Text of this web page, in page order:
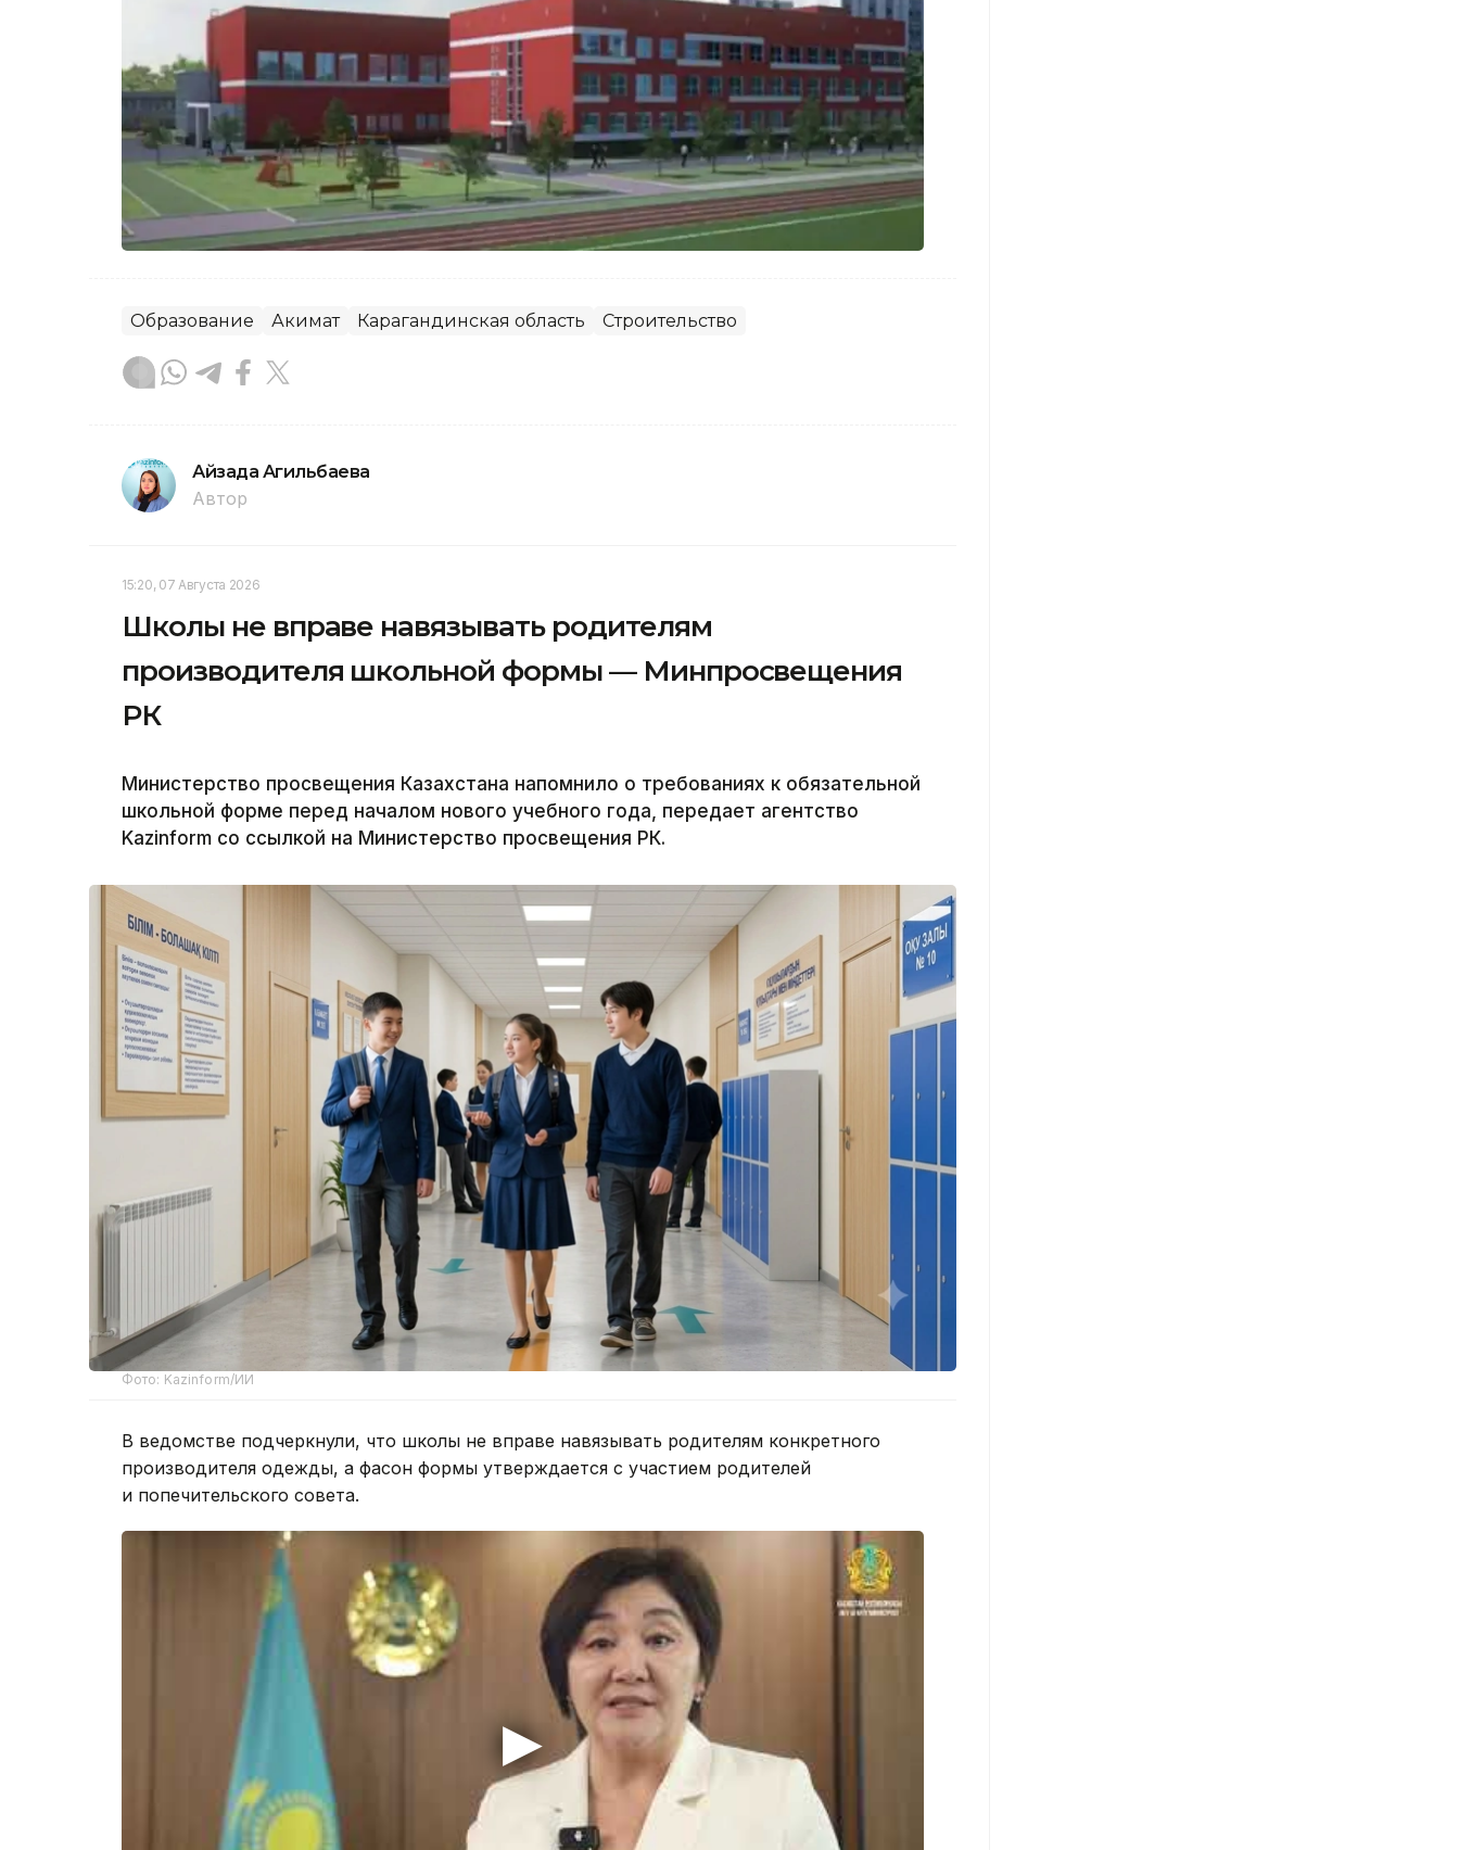
Образование Акимат Карагандинская область Строительство
Айзада Агильбаева
Автор
15:20, 07 Августа 2026
Школы не вправе навязывать родителям
производителя школьной формы — Минпросвещения
РК
Министерство просвещения Казахстана напомнило о требованиях к обязательной
школьной форме перед началом нового учебного года, передает агентство
Kazinform со ссылкой на Министерство просвещения РК.
Фото: Kazinform/ИИ
В ведомстве подчеркнули, что школы не вправе навязывать родителям конкретного
производителя одежды, а фасон формы утверждается с участием родителей
и попечительского совета.